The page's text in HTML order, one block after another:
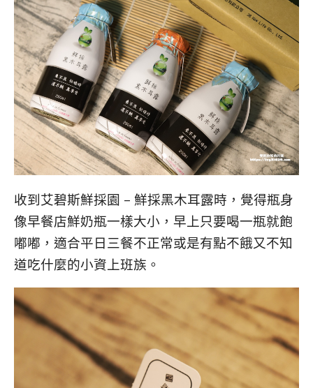
收到艾碧斯鮮採園 – 鮮採黑木耳露時，覺得瓶身
像早餐店鮮奶瓶一樣大小，早上只要喝一瓶就飽
嘟嘟，適合平日三餐不正常或是有點不餓又不知
道吃什麼的小資上班族。